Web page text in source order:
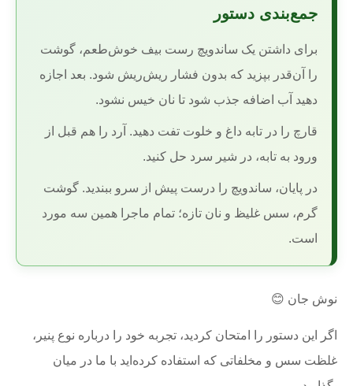
جمع‌بندی دستور
برای داشتن یک ساندویچ رست بیف خوش‌طعم، گوشت
را آن‌قدر بپزید که بدون فشار ریش‌ریش شود. بعد اجازه
دهید آب اضافه جذب شود تا نان خیس نشود.
قارچ را در تابه داغ و خلوت تفت دهید. آرد را هم قبل از
ورود به تابه، در شیر سرد حل کنید.
در پایان، ساندویچ را درست پیش از سرو ببندید. گوشت
گرم، سس غلیظ و نان تازه؛ تمام ماجرا همین سه مورد
است.
نوش جان 😊
اگر این دستور را امتحان کردید، تجربه خود را درباره نوع پنیر،
غلظت سس و مخلفاتی که استفاده کرده‌اید با ما در میان